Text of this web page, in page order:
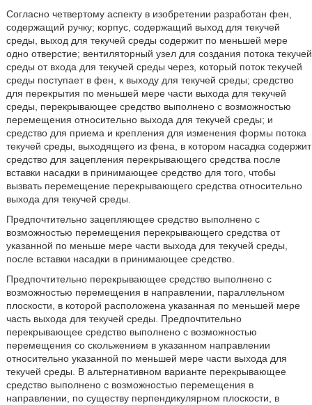
Согласно четвертому аспекту в изобретении разработан фен,
содержащий ручку; корпус, содержащий выход для текучей
среды, выход для текучей среды содержит по меньшей мере
одно отверстие; вентиляторный узел для создания потока текучей
среды от входа для текучей среды через, который поток текучей
среды поступает в фен, к выходу для текучей среды; средство
для перекрытия по меньшей мере части выхода для текучей
среды, перекрывающее средство выполнено с возможностью
перемещения относительно выхода для текучей среды; и
средство для приема и крепления для изменения формы потока
текучей среды, выходящего из фена, в котором насадка содержит
средство для зацепления перекрывающего средства после
вставки насадки в принимающее средство для того, чтобы
вызвать перемещение перекрывающего средства относительно
выхода для текучей среды.
Предпочтительно зацепляющее средство выполнено с
возможностью перемещения перекрывающего средства от
указанной по меньше мере части выхода для текучей среды,
после вставки насадки в принимающее средство.
Предпочтительно перекрывающее средство выполнено с
возможностью перемещения в направлении, параллельном
плоскости, в которой расположена указанная по меньшей мере
часть выхода для текучей среды. Предпочтительно
перекрывающее средство выполнено с возможностью
перемещения со скольжением в указанном направлении
относительно указанной по меньшей мере части выхода для
текучей среды. В альтернативном варианте перекрывающее
средство выполнено с возможностью перемещения в
направлении, по существу перпендикулярном плоскости, в